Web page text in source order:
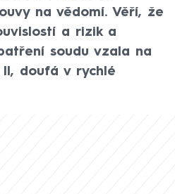
na vědomí. Věří, že
a rizik a
soudu vzala na
doufá v rychlé